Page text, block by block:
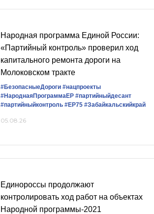
Народная программа Единой России:
«Партийный контроль» проверил ход
капитального ремонта дороги на
Молоковском тракте
#БезопасныеДороги #нацпроекты
#НароднаяПрограммаЕР #партийныйдесант
#партийныйконтроль #ЕР75 #Забайкальскийкрай
05.08.26
Единороссы продолжают
контролировать ход работ на объектах
Народной программы-2021